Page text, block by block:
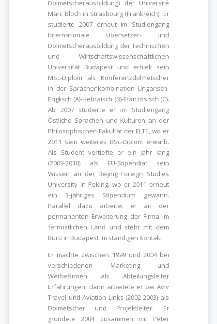
Dolmetscherausbildung) der Université
Marc Bloch in Strasbourg (Frankreich). Er
studierte 2007 erneut im Studiengang
Internationale Übersetzer- und
Dolmetscherausbildung der Technischen
und Wirtschaftswissenschaftlichen
Universität Budapest und erhielt sein
MSc-Diplom als Konferenzdolmetscher
in der Sprachenkombination Ungarisch-
Englisch (A)-Hebräisch (B)-Französisch (C).
Ab 2007 studierte er im Studiengang
Östliche Sprachen und Kulturen an der
Philosophischen Fakultät der ELTE, wo er
2011 sein weiteres BSc-Diplom erwarb.
Als Student vertiefte er ein Jahr lang
(2009-2010) als EU-Stipendiat sein
Wissen an der Beijing Foreign Studies
University in Peking, wo er 2011 erneut
ein 3-jähriges Stipendium gewann.
Parallel dazu arbeitet er an der
permanenten Erweiterung der Firma im
fernöstlichen Land und steht mit dem
Büro in Budapest im ständigen Kontakt.
Er machte zwischen 1999 und 2004 bei
verschiedenen Marketing und
Werbefirmen als Abteilungsleiter
Erfahrungen, dann arbeitete er bei Aviv
Travel und Aviation Links (2002-2003) als
Dolmetscher und Projektleiter. Er
gründete 2004 zusammen mit Peter